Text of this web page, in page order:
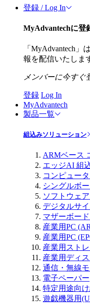
登録 / Log In
MyAdvantechに登
「MyAdvantech
報を配信いたしま
メンバーに今すぐ
登録 Log In
MyAdvantech
製品一覧
組込みソリューション
ARMベース
エッジAI 組
コンピュー
シングルボ
ソフトウェ
デジタルサ
マザーボー
産業用PC
産業用PC
産業用スト
産業用ディ
通信・無線
電子ペーパー
特定用途向
遊戯機器用